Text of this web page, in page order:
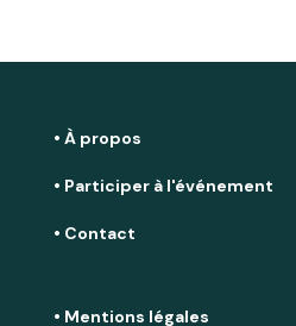
• À propos
• Participer à l'événement
• Contact
• Mentions légales